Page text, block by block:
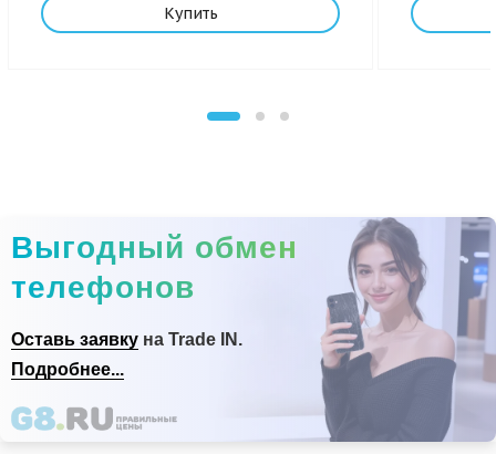
Купить
Выгодный обмен
телефонов
Оставь заявку на Trade IN.
Подробнее...